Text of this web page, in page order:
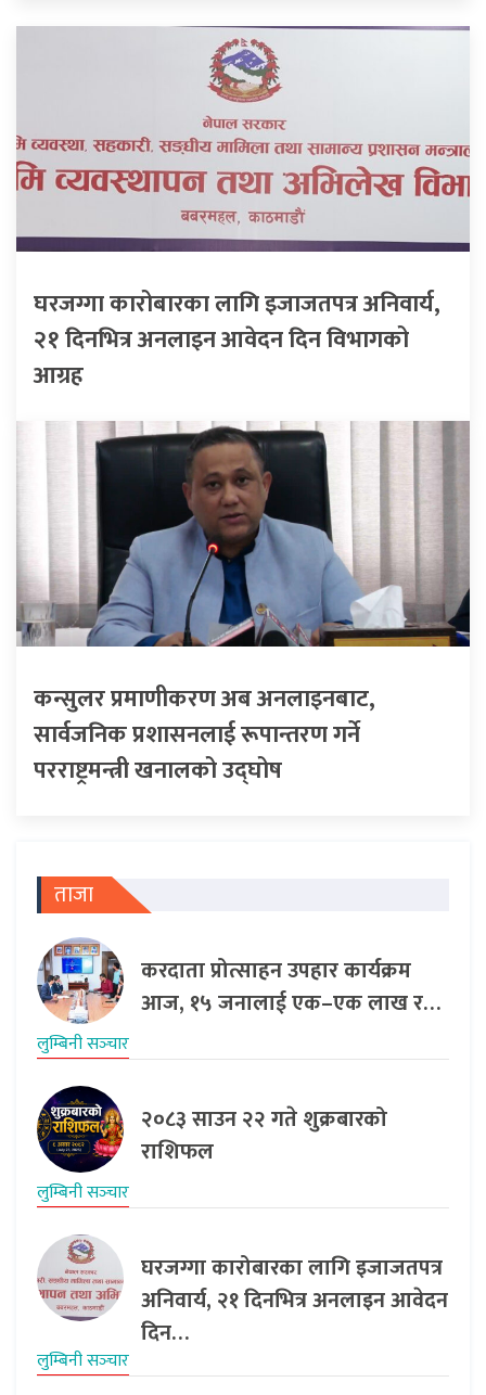
घरजग्गा कारोबारका लागि इजाजतपत्र अनिवार्य,
२१ दिनभित्र अनलाइन आवेदन दिन विभागको
आग्रह
कन्सुलर प्रमाणीकरण अब अनलाइनबाट,
सार्वजनिक प्रशासनलाई रूपान्तरण गर्ने
परराष्ट्रमन्त्री खनालको उद्घोष
ताजा
करदाता प्रोत्साहन उपहार कार्यक्रम
आज, १५ जनालाई एक–एक लाख र…
लुम्बिनी सञ्‍चार
२०८३ साउन २२ गते शुक्रबारको
राशिफल
लुम्बिनी सञ्‍चार
घरजग्गा कारोबारका लागि इजाजतपत्र
अनिवार्य, २१ दिनभित्र अनलाइन आवेदन
दिन…
लुम्बिनी सञ्‍चार